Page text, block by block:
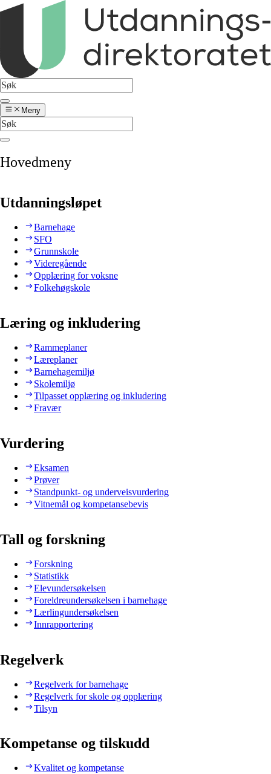
Meny
Hovedmeny
Utdanningsløpet
Barnehage
SFO
Grunnskole
Videregående
Opplæring for voksne
Folkehøgskole
Læring og inkludering
Rammeplaner
Læreplaner
Barnehagemiljø
Skolemiljø
Tilpasset opplæring og inkludering
Fravær
Vurdering
Eksamen
Prøver
Standpunkt- og underveisvurdering
Vitnemål og kompetansebevis
Tall og forskning
Forskning
Statistikk
Elevundersøkelsen
Foreldreundersøkelsen i barnehage
Lærlingundersøkelsen
Innrapportering
Regelverk
Regelverk for barnehage
Regelverk for skole og opplæring
Tilsyn
Kompetanse og tilskudd
Kvalitet og kompetanse